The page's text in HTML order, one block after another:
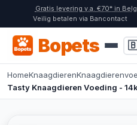
Gratis levering v.a. €70* in
Veilig betalen via Bancontact
Bopets
HomeKnaagdieren
Tasty Knaagdieren Voeding -